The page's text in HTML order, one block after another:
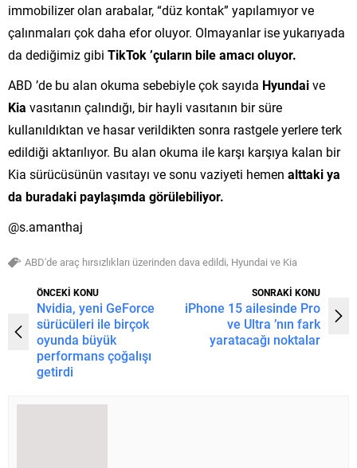
immobilizer olan arabalar, “düz kontak” yapılamıyor ve
çalınmaları çok daha efor oluyor. Olmayanlar ise yukarıyada
da dediğimiz gibi TikTok ’çuların bile amacı oluyor.
ABD ’de bu alan okuma sebebiyle çok sayıda Hyundaive
Kia vasıtanın çalındığı, bir hayli vasıtanın bir süre
kullanıldıktan ve hasar verildikten sonra rastgele yerlere terk
edildiği aktarılıyor. Bu alan okuma ile karşı karşıya kalan bir
Kia sürücüsünün vasıtayı ve sonu vaziyeti hemen alttaki ya
da buradaki paylaşımda görülebiliyor.
@s.amanthaj
ABD'de araç hırsızlıkları üzerinden dava edildi, Hyundai ve Kia
ÖNCEKİ KONU
Nvidia, yeni GeForce
sürücüleri ile birçok
oyunda büyük
performans çoğalışı
getirdi
SONRAKİ KONU
iPhone 15 ailesinde Pro
ve Ultra ’nın fark
yaratacağı noktalar